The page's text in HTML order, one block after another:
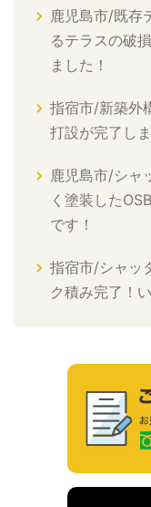
鹿児島市/既存
るテラスの破
ました！
指宿市/新築外
打設が完了し
鹿児島市/シャ
く塗装した
です！
指宿市/シャッ
ク積み完了！